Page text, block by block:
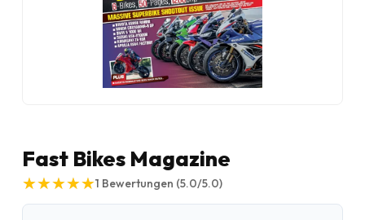
Fast Bikes Magazine
★
★★
★★
★★
★★
★1 Bewertungen (5.0/5.0)